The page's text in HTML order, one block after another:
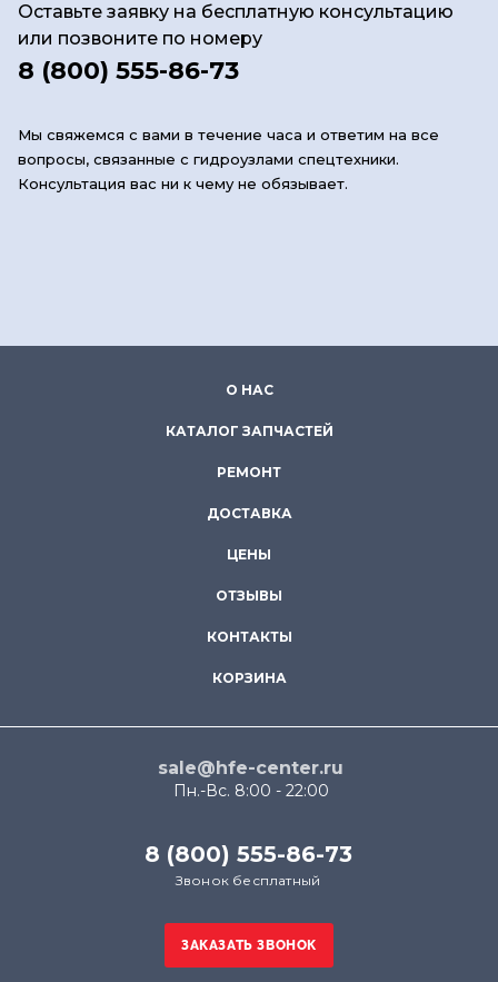
Оставьте заявку на бесплатную консультацию
или позвоните по номеру
8 (800) 555-86-73
Мы свяжемся с вами в течение часа и ответим на все
вопросы, связанные с гидроузлами спецтехники.
Консультация вас ни к чему не обязывает.
О НАС
КАТАЛОГ ЗАПЧАСТЕЙ
РЕМОНТ
ДОСТАВКА
ЦЕНЫ
ОТЗЫВЫ
КОНТАКТЫ
КОРЗИНА
sale@hfe-center.ru
Пн.-Вс. 8:00 - 22:00
8 (800) 555-86-73
Звонок бесплатный